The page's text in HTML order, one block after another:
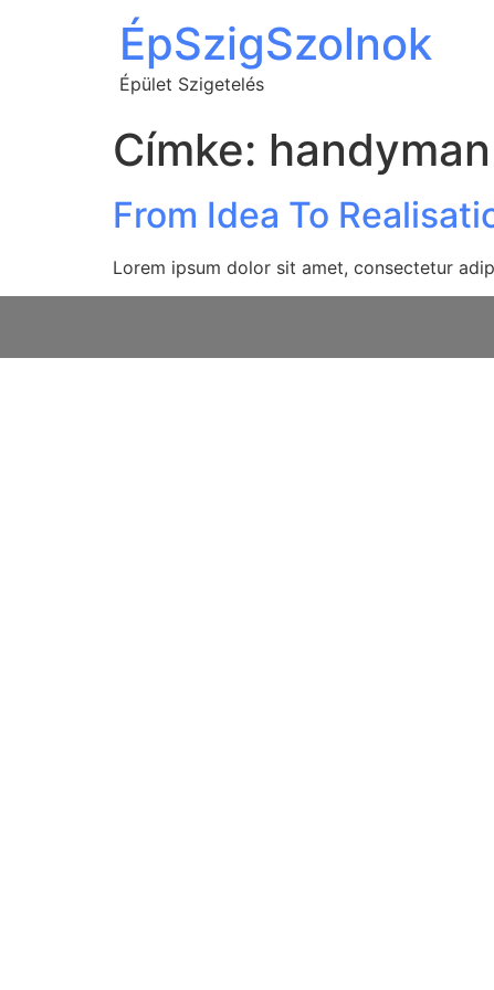
ÉpSzigSzolnok
Épület Szigetelés
Címke: handyman
From Idea To
Lorem ipsum dolor sit amet, consectetur